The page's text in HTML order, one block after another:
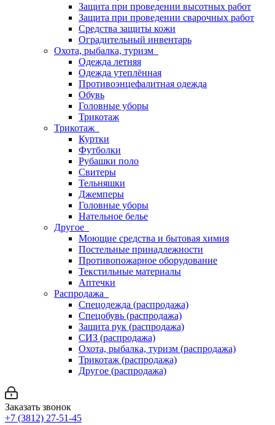
Защита при проведении высотных работ
Защита при проведении сварочных работ
Средства защиты кожи
Оградительный инвентарь
Охота, рыбалка, туризм
Одежда летняя
Одежда утеплённая
Противоэнцефалитная одежда
Обувь
Головные уборы
Трикотаж
Трикотаж
Куртки
Футболки
Рубашки поло
Свитеры
Тельняшки
Джемперы
Головные уборы
Нательное белье
Другое
Моющие средства и бытовая химия
Постельные принадлежности
Противопожарное оборудование
Текстильные материалы
Аптечки
Распродажа
Спецодежда (распродажа)
Спецобувь (распродажа)
Защита рук (распродажа)
СИЗ (распродажа)
Охота, рыбалка, туризм (распродажа)
Трикотаж (распродажа)
Другое (распродажа)
Заказать звонок
+7 (3812) 27-51-45